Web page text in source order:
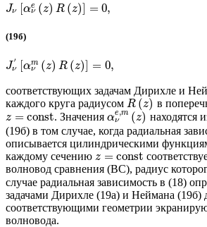
Jν [αe
ν (z) R (z)] = 0,
(19б)
J
′
ν αm
ν (z) R (z) = 0,
соответствующих задачам Дирихле и
каждого круга радиусом R (z) в
z = const. Значения αe,m
ν
(z) находятся
(19б) в том случае, когда радиальная
описывается цилиндрическими
каждому сечению z = const
волновод сравнения (ВС), радиус
случае радиальная зависимость в (18)
задачами Дирихле (19а) и Неймана (19б)
соответствующими геометрии
волновода.